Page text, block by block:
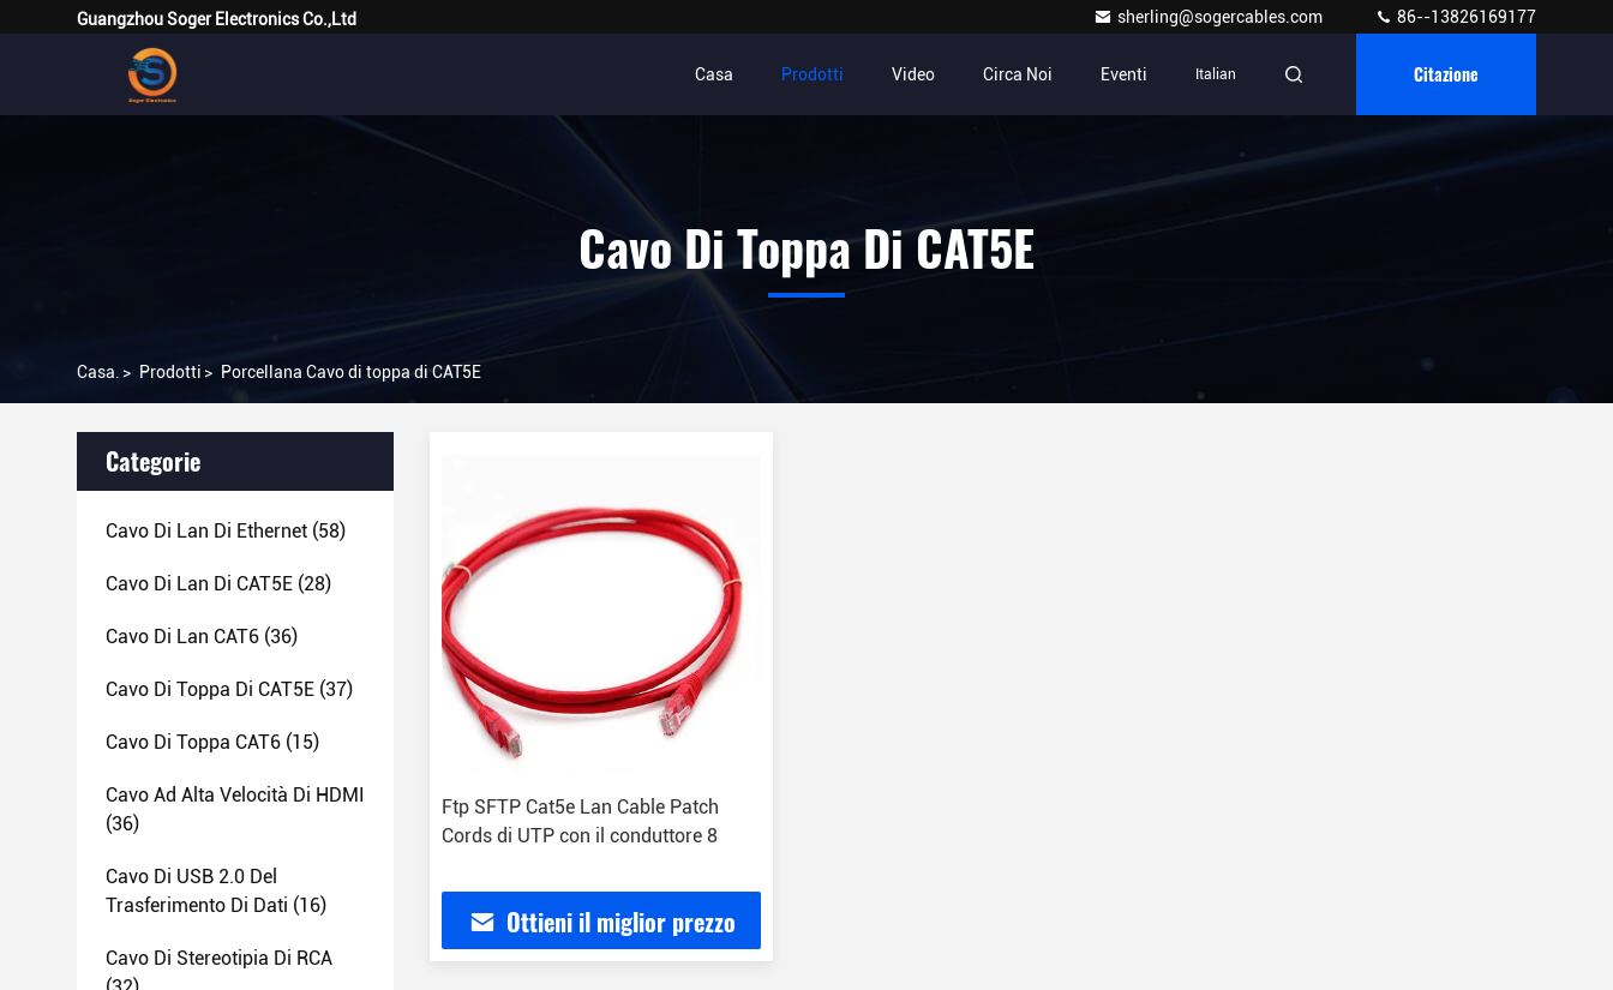
Guangzhou Soger Electronics Co.,Ltd sherling@sogercables.com 86--13826169177
Casa Prodotti Video Circa Noi Eventi Italian Citazione
Cavo Di Toppa Di CAT5E
Casa. > Prodotti > Porcellana Cavo di toppa di CAT5E
Categorie
Cavo Di Lan Di Ethernet (58)
Cavo Di Lan Di CAT5E (28)
Cavo Di Lan CAT6 (36)
Cavo Di Toppa Di CAT5E (37)
Cavo Di Toppa CAT6 (15)
Cavo Ad Alta Velocità Di HDMI
(36)
Cavo Di USB 2.0 Del
Trasferimento Di Dati (16)
Cavo Di Stereotipia Di RCA
Ftp SFTP Cat5e Lan Cable Patch
Cords di UTP con il conduttore 8
Ottieni il miglior prezzo